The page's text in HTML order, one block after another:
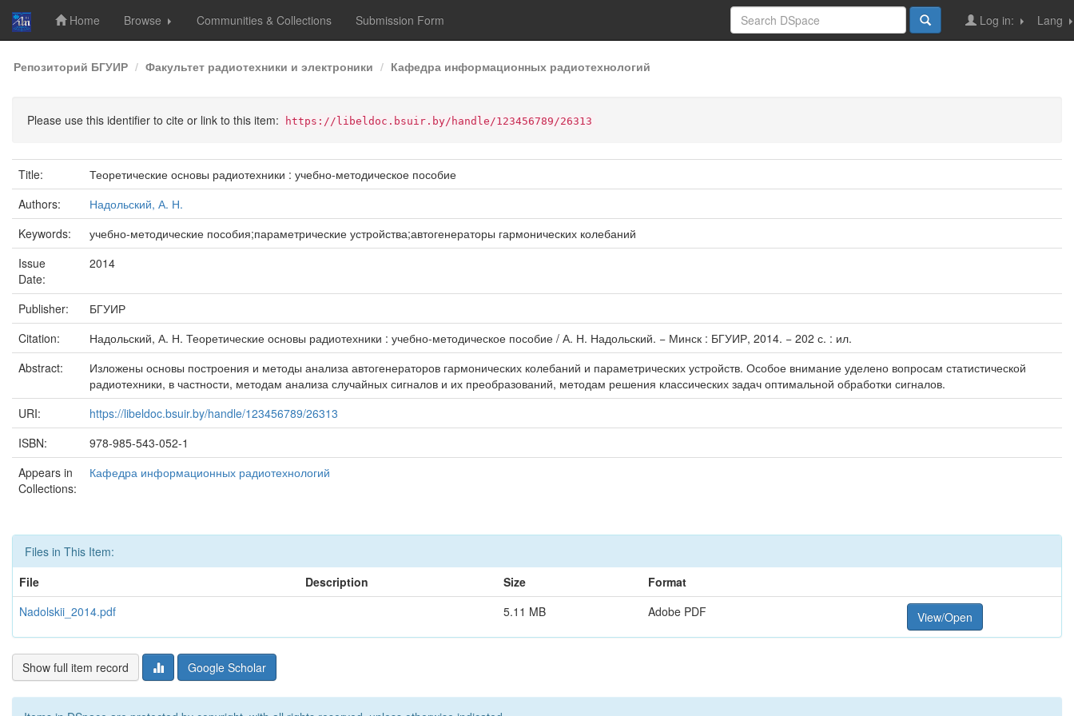
Skip
navigation
Home Browse Communities & Collections Submission Form Lang
Log in:
Репозиторий БГУИР Факультет радиотехники и электроники Кафедра информационных радиотехнологий
Please use this identifier to cite or link to this item: https://libeldoc.bsuir.by/handle/123456789/26313
Title:
Теоретические основы радиотехники : учебно-методическое пособие
Authors:
Надольский, А. Н.
Keywords:
учебно-методические пособия;параметрические устройства;автогенераторы гармонических колебаний
Issue
Date:
2014
Publisher:
БГУИР
Citation:
Надольский, А. Н. Теоретические основы радиотехники : учебно-методическое пособие / А. Н. Надольский. − Минск : БГУИР, 2014. − 202 с. : ил.
Abstract:
Изложены основы построения и методы анализа автогенераторов гармонических колебаний и параметрических устройств. Особое внимание уделено вопросам статистической
радиотехники, в частности, методам анализа случайных сигналов и их преобразований, методам решения классических задач оптимальной обработки сигналов.
URI:
https://libeldoc.bsuir.by/handle/123456789/26313
ISBN:
978-985-543-052-1
Appears in
Collections:
Кафедра информационных радиотехнологий
Files in This Item:
File
Description Size
Format
Nadolskii_2014.pdf
5.11 MB Adobe PDF View/Open
Show full item record Google Scholar